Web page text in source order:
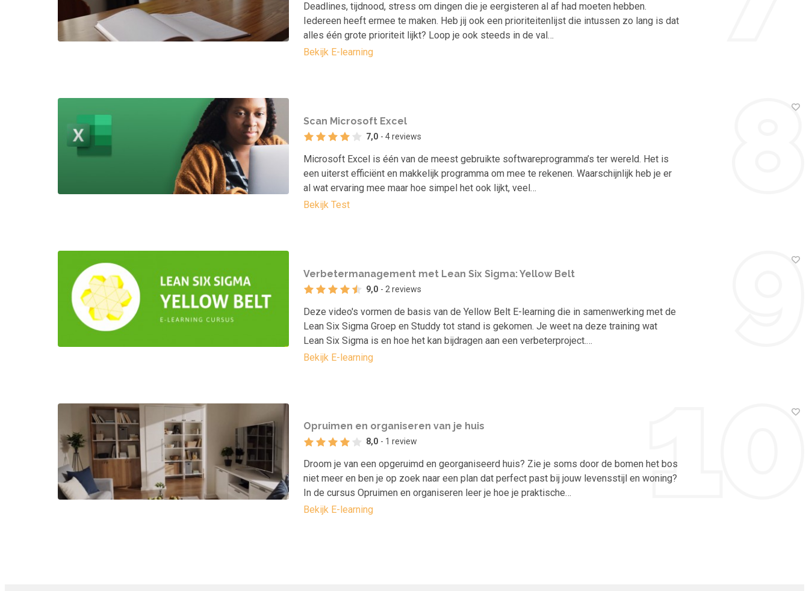
Deadlines, tijdnood, stress om dingen die je eergisteren al af had moeten hebben.
Iedereen heeft ermee te maken. Heb jij ook een prioriteitenlijst die intussen zo lang is dat
alles één grote prioriteit lijkt? Loop je ook steeds in de val…
Bekijk E-learning
Scan Microsoft Excel
7,0 - 4 reviews
Microsoft Excel is één van de meest gebruikte softwareprogramma’s ter wereld. Het is
een uiterst efficiënt en makkelijk programma om mee te rekenen. Waarschijnlijk heb je er
al wat ervaring mee maar hoe simpel het ook lijkt, veel…
Bekijk Test
Verbetermanagement met Lean Six Sigma: Yellow Belt
9,0 - 2 reviews
Deze video's vormen de basis van de Yellow Belt E-learning die in samenwerking met de
Lean Six Sigma Groep en Studdy tot stand is gekomen. Je weet na deze training wat
Lean Six Sigma is en hoe het kan bijdragen aan een verbeterproject.…
Bekijk E-learning
Opruimen en organiseren van je huis
8,0 - 1 review
Droom je van een opgeruimd en georganiseerd huis? Zie je soms door de bomen het bos
niet meer en ben je op zoek naar een plan dat perfect past bij jouw levensstijl en woning?
In de cursus Opruimen en organiseren leer je hoe je praktische…
Bekijk E-learning